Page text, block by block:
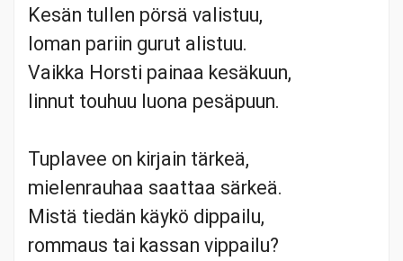
Kesän tullen pörsä valistuu,
loman pariin gurut alistuu.
Vaikka Horsti painaa kesäkuun,
linnut touhuu luona pesäpuun.
Tuplavee on kirjain tärkeä,
mielenrauhaa saattaa särkeä.
Mistä tiedän käykö dippailu,
rommaus tai kassan vippailu?